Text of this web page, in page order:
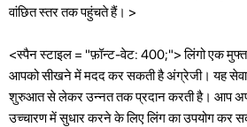
वांछित स्तर तक पहुंचते हैं। >
<स्पैन स्टाइल = "फ़ॉन्ट-वेट: 400;"> लिंगो एक मुफ्त
आपको सीखने में मदद कर सकती है अंग्रेजी। यह सेवा
शुरुआत से लेकर उन्नत तक प्रदान करती है। आप
उच्चारण में सुधार करने के लिए लिंग का उपयोग कर